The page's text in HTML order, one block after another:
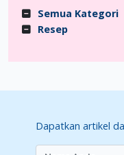
Semua Kategori
Resep
Dapatkan artikel